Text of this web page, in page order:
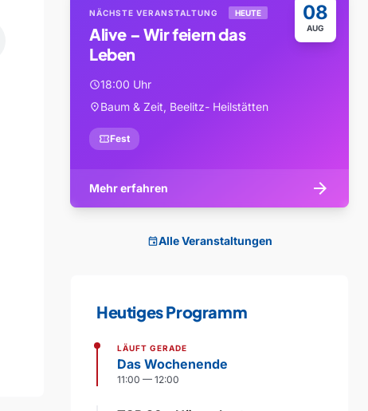
08
AUG
NÄCHSTE VERANSTALTUNG HEUTE
Alive – Wir feiern das
Leben
schedule18:00 Uhr
location_onBaum & Zeit, Beelitz- Heilstätten
confirmation_numberFest
Mehr erfahren arrow_forward
eventAlle Veranstaltungen
Heutiges Programm
LÄUFT GERADE
Das Wochenende
11:00 — 12:00